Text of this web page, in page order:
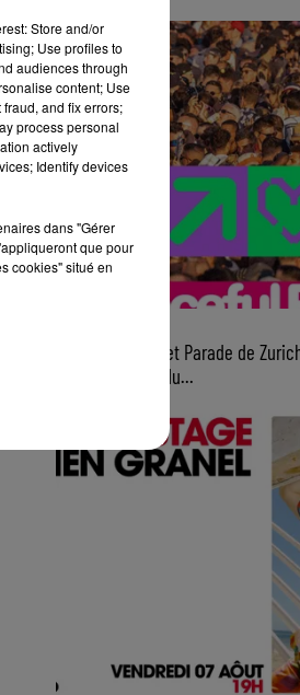
Ce samedi, Street Parade de
parade électro du...
Store and/or
Use profiles to
audiences through
content; Use
and fix errors;
process personal
actively
Identify devices
dans "Gérer
que pour
cookies" situé en